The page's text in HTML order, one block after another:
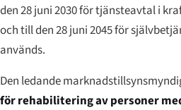
den 28 juni 2030 för tjänsteavtal i
och till den 28 juni 2045 för
används.
Den ledande
för rehabilitering av personer